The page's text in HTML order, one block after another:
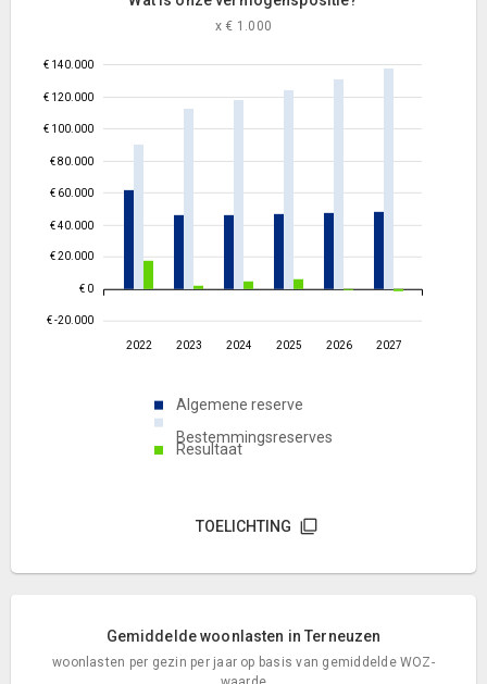
x € 1.000
€ -20.000
€ 0
€ 20.000
€ 40.000
€ 60.000
€ 80.000
€ 100.000
€ 120.000
€ 140.000
2022 2023 2024 2025 2026 2027
Algemene reserve
Bestemmingsreserves
Resultaat
TOELICHTING
Gemiddelde woonlasten in Terneuzen
woonlasten per gezin per jaar op basis van gemiddelde WOZ-